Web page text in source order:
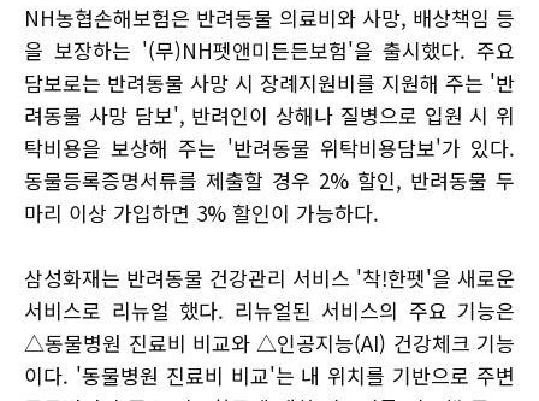
NH농협손해보험은 반려동물 의료비와 사망, 배상책임 등
을 보장하는 '(무)NH펫앤미든든보험'을 출시했다. 주요
담보로는 반려동물 사망 시 장례지원비를 지원해 주는 '반
려동물 사망 담보', 반려인이 상해나 질병으로 입원 시 위
탁비용을 보상해 주는 '반려동물 위탁비용담보'가 있다.
동물등록증명서류를 제출할 경우 2% 할인, 반려동물 두
마리 이상 가입하면 3% 할인이 가능하다.
삼성화재는 반려동물 건강관리 서비스 '착!한펫'을 새로운
서비스로 리뉴얼 했다. 리뉴얼된 서비스의 주요 기능은
△동물병원 진료비 비교와 △인공지능(AI) 건강체크 기능
이다. '동물병원 진료비 비교'는 내 위치를 기반으로 주변